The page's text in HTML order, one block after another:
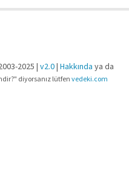
2025 | v2.0| Hakkında ya da
diyorsanız lütfenvedeki.com